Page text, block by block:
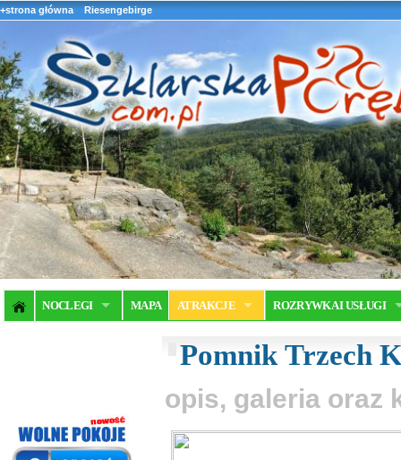
+strona główna Riesengebirge
NOCLEGI MAPA ATRAKCJE ROZRYWKA I USŁUGI
Pomnik Trzech
opis, galeria oraz